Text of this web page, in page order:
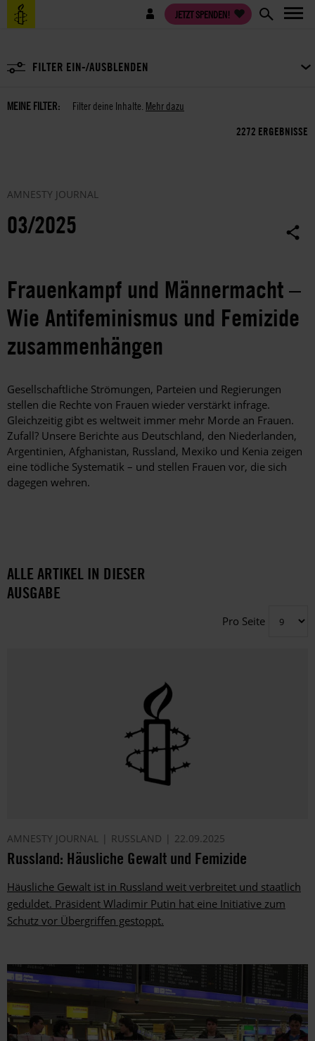
Direkt
zum
Benutzermenü JETZT SPENDEN!
FILTER EIN-/AUSBLENDEN
MEINE FILTER: Filter deine Inhalte. Mehr dazu
2272 ERGEBNISSE
AMNESTY JOURNAL
03/2025
Frauenkampf und Männermacht –
Wie Antifeminismus und Femizide
zusammenhängen
Gesellschaftliche Strömungen, Parteien und Regierungen
stellen die Rechte von Frauen wieder verstärkt infrage.
Gleichzeitig gibt es weltweit immer mehr Morde an Frauen.
Zufall? Unsere Berichte aus Deutschland, den Niederlanden,
Argentinien, Afghanistan, Russland, Mexiko und Kenia zeigen
eine tödliche Systematik – und stellen Frauen vor, die sich
dagegen wehren.
ALLE ARTIKEL IN DIESER
AUSGABE
Pro Seite
AMNESTY JOURNAL RUSSLAND 22.09.2025
Russland: Häusliche Gewalt und Femizide
Häusliche Gewalt ist in Russland weit verbreitet und staatlich
geduldet. Präsident Wladimir Putin hat eine Initiative zum
Schutz vor Übergriffen gestoppt.